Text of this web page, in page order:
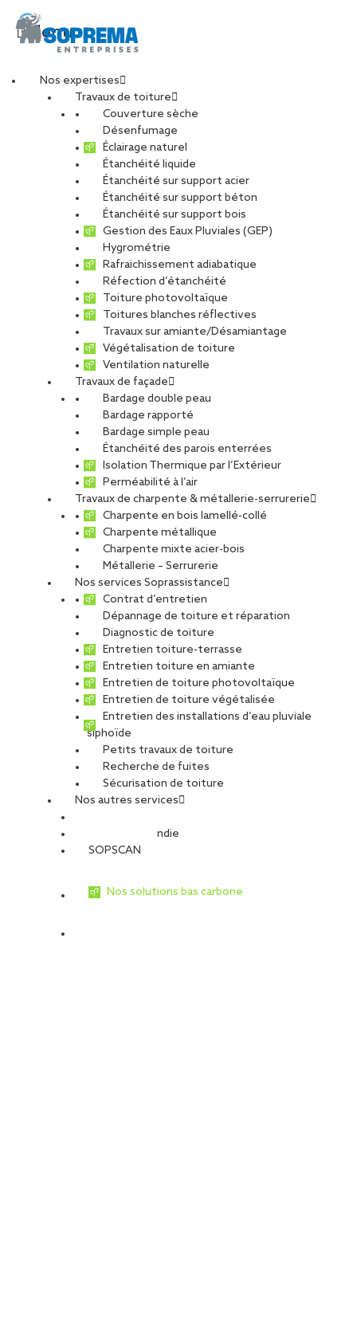
Menu
Nos expertises
Travaux de toiture
Couverture sèche
Désenfumage
Éclairage naturel
Étanchéité liquide
Étanchéité sur support acier
Étanchéité sur support béton
Étanchéité sur support bois
Gestion des Eaux Pluviales (GEP)
Hygrométrie
Rafraichissement adiabatique
Réfection d’étanchéité
Toiture photovoltaïque
Toitures blanches réflectives
Travaux sur amiante/Désamiantage
Végétalisation de toiture
Ventilation naturelle
Travaux de façade
Bardage double peau
Bardage rapporté
Bardage simple peau
Étanchéité des parois enterrées
Isolation Thermique par l’Extérieur
Perméabilité à l’air
Travaux de charpente & métallerie-serrurerie
Charpente en bois lamellé-collé
Charpente métallique
Charpente mixte acier-bois
Métallerie – Serrurerie
Nos services Soprassistance
Contrat d’entretien
Dépannage de toiture et réparation
Diagnostic de toiture
Entretien toiture-terrasse
Entretien toiture en amiante
Entretien de toiture photovoltaïque
Entretien de toiture végétalisée
Entretien des installations d’eau pluviale
siphoïde
Petits travaux de toiture
Recherche de fuites
Sécurisation de toiture
Nos autres services
Sécurité Incendie
SOPSCAN
Nos solutions bas carbone
DJI_0787-min
PARTAGER